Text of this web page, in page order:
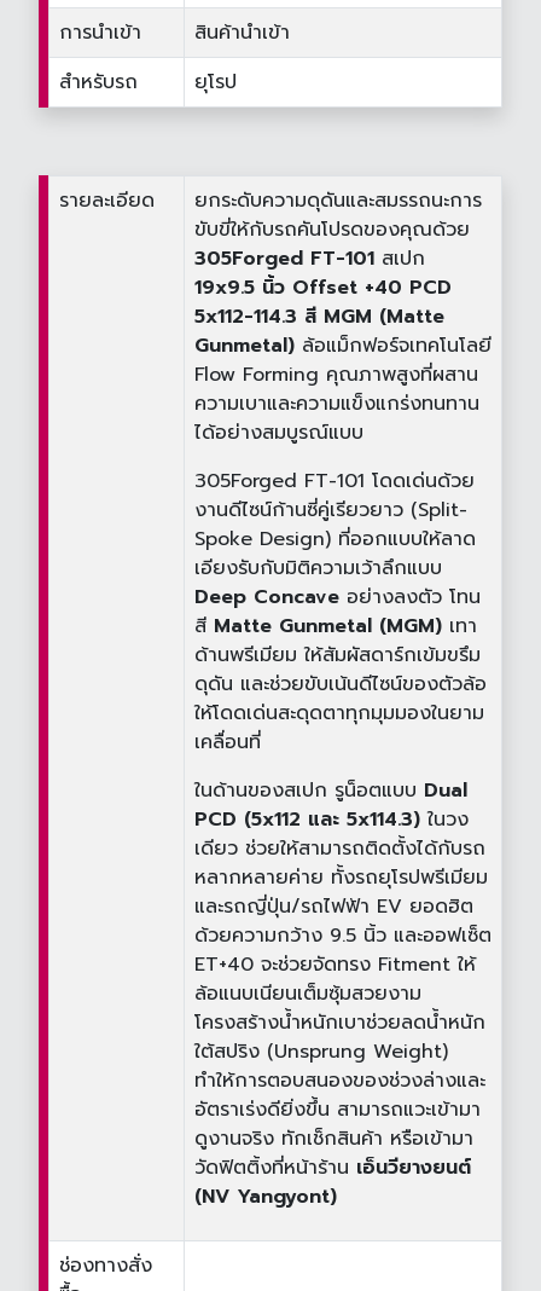
การนำเข้า
สินค้านำเข้า
สำหรับรถ
ยุโรป
รายละเอียด
ยกระดับความดุดันและสมรรถนะการ
ขับขี่ให้กับรถคันโปรดของคุณด้วย
305Forged FT-101 สเปก
19x9.5 นิ้ว Offset +40 PCD
5x112-114.3 สี MGM (Matte
Gunmetal) ล้อแม็กฟอร์จเทคโนโลยี
Flow Forming คุณภาพสูงที่ผสาน
ความเบาและความแข็งแกร่งทนทาน
ได้อย่างสมบูรณ์แบบ
305Forged FT-101 โดดเด่นด้วย
งานดีไซน์ก้านซี่คู่เรียวยาว (Split-
Spoke Design) ที่ออกแบบให้ลาด
เอียงรับกับมิติความเว้าลึกแบบ
Deep Concave อย่างลงตัว โทน
สี Matte Gunmetal (MGM) เทา
ด้านพรีเมียม ให้สัมผัสดาร์กเข้มขรึม
ดุดัน และช่วยขับเน้นดีไซน์ของตัวล้อ
ให้โดดเด่นสะดุดตาทุกมุมมองในยาม
เคลื่อนที่
ในด้านของสเปก รูน็อตแบบ Dual
PCD (5x112 และ 5x114.3) ในวง
เดียว ช่วยให้สามารถติดตั้งได้กับรถ
หลากหลายค่าย ทั้งรถยุโรปพรีเมียม
และรถญี่ปุ่น/รถไฟฟ้า EV ยอดฮิต
ด้วยความกว้าง 9.5 นิ้ว และออฟเซ็ต
ET+40 จะช่วยจัดทรง Fitment ให้
ล้อแนบเนียนเต็มซุ้มสวยงาม
โครงสร้างน้ำหนักเบาช่วยลดน้ำหนัก
ใต้สปริง (Unsprung Weight)
ทำให้การตอบสนองของช่วงล่างและ
อัตราเร่งดียิ่งขึ้น สามารถแวะเข้ามา
ดูงานจริง ทักเช็กสินค้า หรือเข้ามา
วัดฟิตติ้งที่หน้าร้าน เอ็นวียางยนต์
(NV Yangyont)
ช่องทางสั่ง